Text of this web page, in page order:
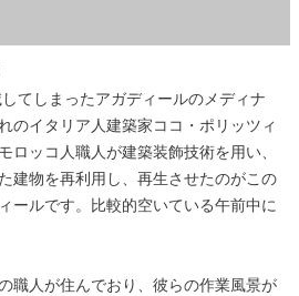
てしまったアガディールのメディナ
のイタリア人建築家ココ・ポリッツィ
ロッコ人職人が建築装飾技術を用い、
建物を再利用し、再生させたのがこの
ールです。比較的空いている午前中に
職人が住んでおり、彼らの作業風景が